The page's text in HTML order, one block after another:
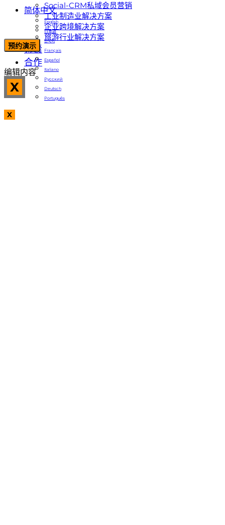
Social-CRM私域会员营销
工业制造业解决方案
企业跨境解决方案
旅游行业解决方案
锦囊
合作
X
简体中文
English
日本語
한국어
Français
Español
Italiano
Русский
Deutsch
Português
X
预约演示
编辑内容